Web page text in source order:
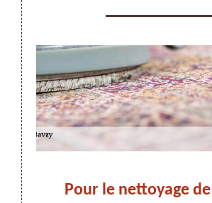
Pour le nettoyage